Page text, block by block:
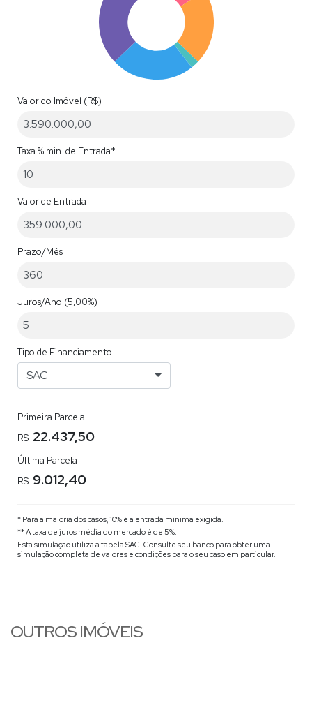
Valor do Imóvel (R$)
Taxa % min. de Entrada*
Valor de Entrada
Prazo/Mês
Juros/Ano (5,00%)
Tipo de Financiamento
SAC
Primeira Parcela
R$ 22.437,50
Última Parcela
R$ 9.012,40
* Para a maioria dos casos, 10% é a entrada mínima exigida.
** A taxa de juros média do mercado é de 5%.
Esta simulação utiliza a tabela SAC. Consulte seu banco para obter uma
simulação completa de valores e condições para o seu caso em particular.
OUTROS IMÓVEIS